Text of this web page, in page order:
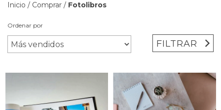
Inicio / Comprar / Fotolibros
Ordenar por
FILTRAR